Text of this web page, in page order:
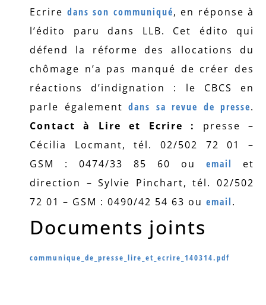
Ecrire dans son communiqué, en réponse à
l’édito paru dans LLB. Cet édito qui
défend la réforme des allocations du
chômage n’a pas manqué de créer des
réactions d’indignation : le CBCS en
parle également dans sa revue de presse.
Contact à Lire et Ecrire :
presse –
Cécilia Locmant, tél. 02/502 72 01 –
GSM : 0474/33 85 60 ou email et
direction – Sylvie Pinchart, tél. 02/502
72 01 – GSM : 0490/42 54 63 ou email.
Documents joints
communique_de_presse_lire_et_ecrire_140314.pdf